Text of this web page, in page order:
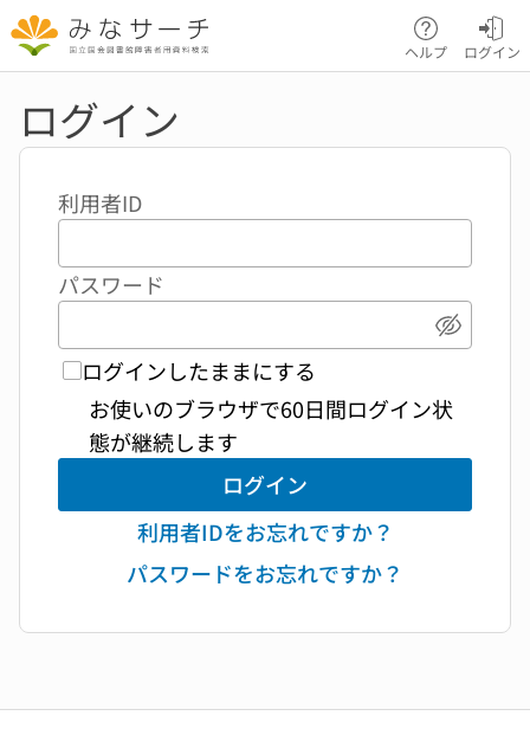
本文へ移動
ヘルプ ログイン
ログイン
利用者ID
パスワード
パスワ
ログインしたままにする
お使いのブラウザで60日間ログイン状
態が継続します
ログイン
利用者IDをお忘れですか？
パスワードをお忘れですか？